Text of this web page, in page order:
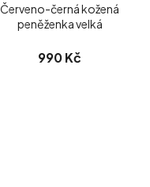
Červeno-černá kožená
peněženka velká
990 Kč